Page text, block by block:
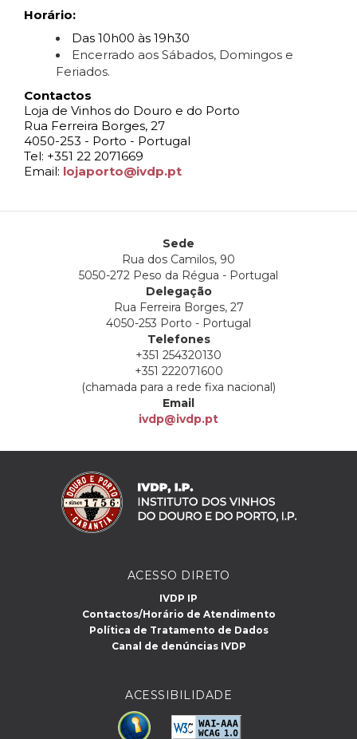
Horário:
Das 10h00 às 19h30
Encerrado aos Sábados, Domingos e
Feriados.
Contactos
Loja de Vinhos do Douro e do Porto
Rua Ferreira Borges, 27
4050-253 - Porto - Portugal
Tel: +351 22 2071669
Email: lojaporto@ivdp.pt
Sede
Rua dos Camilos, 90
5050-272 Peso da Régua - Portugal
Delegação
Rua Ferreira Borges, 27
4050-253 Porto - Portugal
Telefones
+351 254320130
+351 222071600
(chamada para a rede fixa nacional)
Email
ivdp@ivdp.pt
ACESSO DIRETO
IVDP IP
Contactos/Horário de Atendimento
Política de Tratamento de Dados
Canal de denúncias IVDP
ACESSIBILIDADE